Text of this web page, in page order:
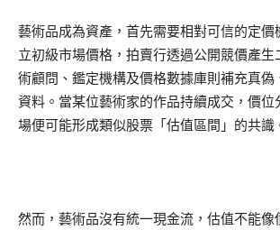
藝術品成為資產，首先需要相對可信的定價
立初級市場價格，拍賣行透過公開競價產生
術顧問、鑑定機構及價格數據庫則補充真偽
資料。當某位藝術家的作品持續成交，價位
場便可能形成類似股票「估值區間」的共識
然而，藝術品沒有統一現金流，估值不能像